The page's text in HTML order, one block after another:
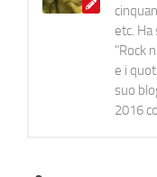
etc.
"Rock
e i
suo
2016